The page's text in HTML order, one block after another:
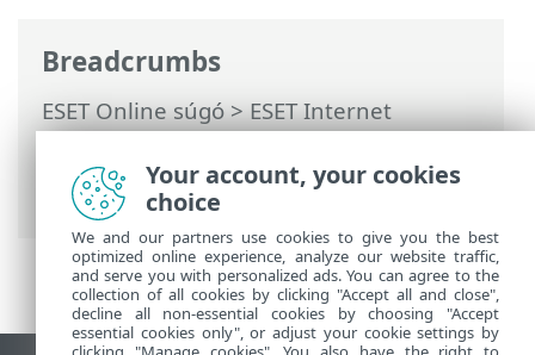
Breadcrumbs
ESET Online súgó>ESET Internet
Security>Az ESET Internet Security
használata>Beállítások>Hálózati
védelem
> IP-címek ideiglenes tiltólistája
Your account, your cookies
choice
We and our partners use cookies to give you the best
optimized online experience, analyze our website traffic,
and serve you with personalized ads. You can agree to the
collection of all cookies by clicking "Accept all and close",
decline all non-essential cookies by choosing "Accept
essential cookies only", or adjust your cookie settings by